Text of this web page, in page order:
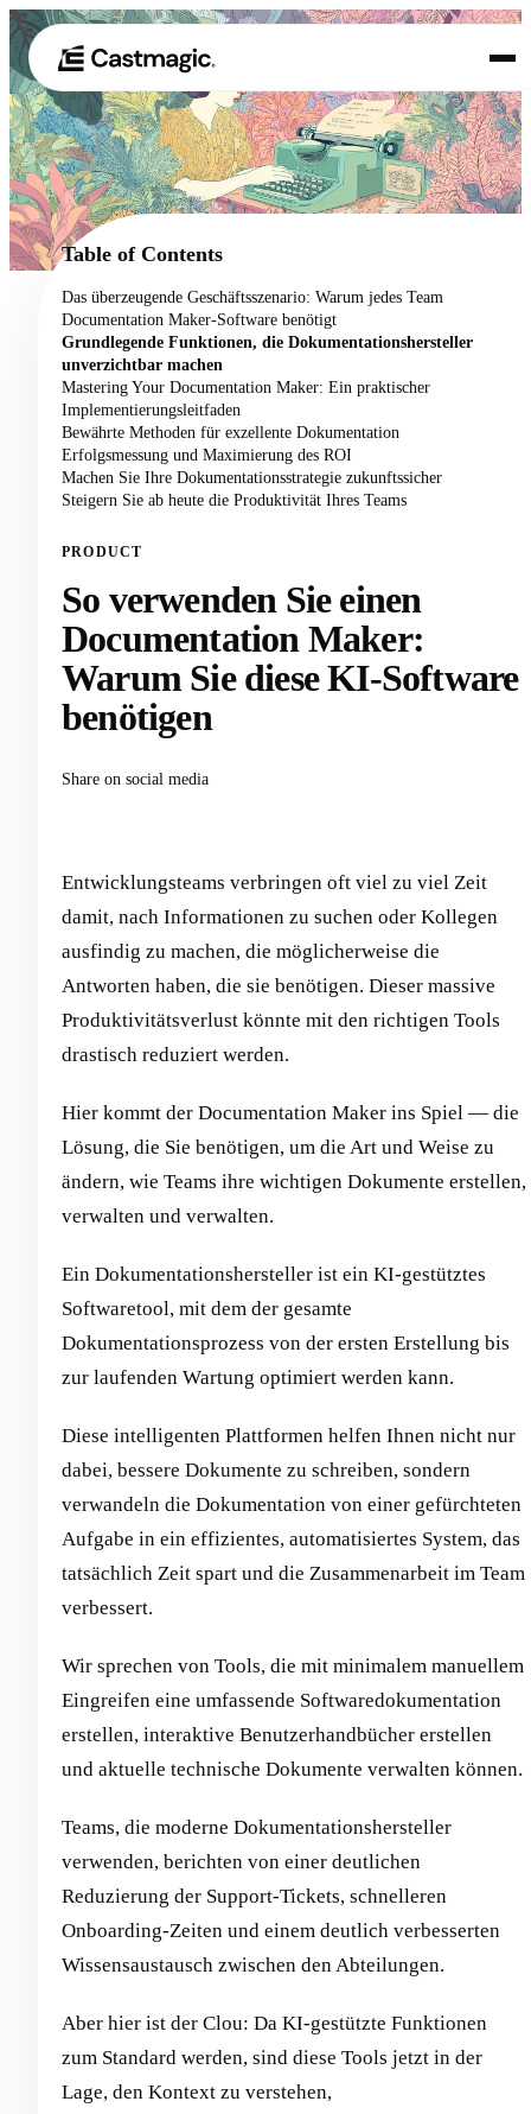
01 Produkt
02 Anwendungsfälle
Preisgestaltung
Über uns
Table of Contents
Das überzeugende Geschäftsszenario: Warum jedes Team
Documentation Maker-Software benötigt
Grundlegende Funktionen, die Dokumentationshersteller
unverzichtbar machen
Mastering Your Documentation Maker: Ein praktischer
Implementierungsleitfaden
Bewährte Methoden für exzellente Dokumentation
Erfolgsmessung und Maximierung des ROI
Machen Sie Ihre Dokumentationsstrategie zukunftssicher
Steigern Sie ab heute die Produktivität Ihres Teams
PRODUCT
So verwenden Sie einen
Documentation Maker:
Warum Sie diese KI-Software
benötigen
Share on social media
Entwicklungsteams verbringen oft viel zu viel Zeit
damit, nach Informationen zu suchen oder Kollegen
ausfindig zu machen, die möglicherweise die
Antworten haben, die sie benötigen. Dieser massive
Produktivitätsverlust könnte mit den richtigen Tools
drastisch reduziert werden.
Hier kommt der Documentation Maker ins Spiel — die
Lösung, die Sie benötigen, um die Art und Weise zu
ändern, wie Teams ihre wichtigen Dokumente erstellen,
verwalten und verwalten.
Ein Dokumentationshersteller ist ein KI-gestütztes
Softwaretool, mit dem der gesamte
Dokumentationsprozess von der ersten Erstellung bis
zur laufenden Wartung optimiert werden kann.
Diese intelligenten Plattformen helfen Ihnen nicht nur
dabei, bessere Dokumente zu schreiben, sondern
verwandeln die Dokumentation von einer gefürchteten
Aufgabe in ein effizientes, automatisiertes System, das
tatsächlich Zeit spart und die Zusammenarbeit im Team
verbessert.
Wir sprechen von Tools, die mit minimalem manuellem
Eingreifen eine umfassende Softwaredokumentation
erstellen, interaktive Benutzerhandbücher erstellen
und aktuelle technische Dokumente verwalten können.
Teams, die moderne Dokumentationshersteller
verwenden, berichten von einer deutlichen
Reduzierung der Support-Tickets, schnelleren
Onboarding-Zeiten und einem deutlich verbesserten
Wissensaustausch zwischen den Abteilungen.
Aber hier ist der Clou: Da KI-gestützte Funktionen
zum Standard werden, sind diese Tools jetzt in der
Lage, den Kontext zu verstehen,